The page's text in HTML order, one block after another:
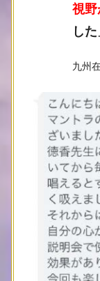
視
した
九州